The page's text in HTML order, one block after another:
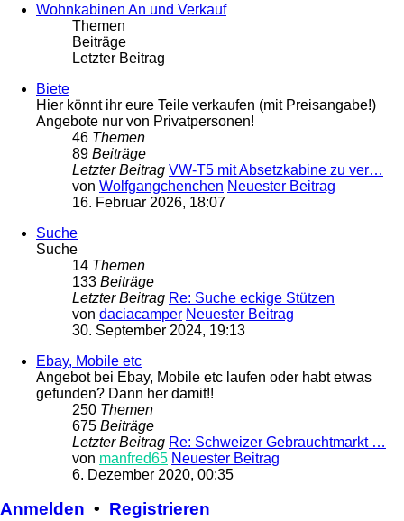
Wohnkabinen An und Verkauf
Themen
Beiträge
Letzter Beitrag
Biete
Hier könnt ihr eure Teile verkaufen (mit Preisangabe!)
Angebote nur von Privatpersonen!
46 Themen
89 Beiträge
Letzter Beitrag VW-T5 mit Absetzkabine zu ver…
von Wolfgangchenchen Neuester Beitrag
16. Februar 2026, 18:07
Suche
Suche
14 Themen
133 Beiträge
Letzter Beitrag Re: Suche eckige Stützen
von daciacamper Neuester Beitrag
30. September 2024, 19:13
Ebay, Mobile etc
Angebot bei Ebay, Mobile etc laufen oder habt etwas
gefunden? Dann her damit!!
250 Themen
675 Beiträge
Letzter Beitrag Re: Schweizer Gebrauchtmarkt …
von manfred65 Neuester Beitrag
6. Dezember 2020, 00:35
Anmelden • Registrieren